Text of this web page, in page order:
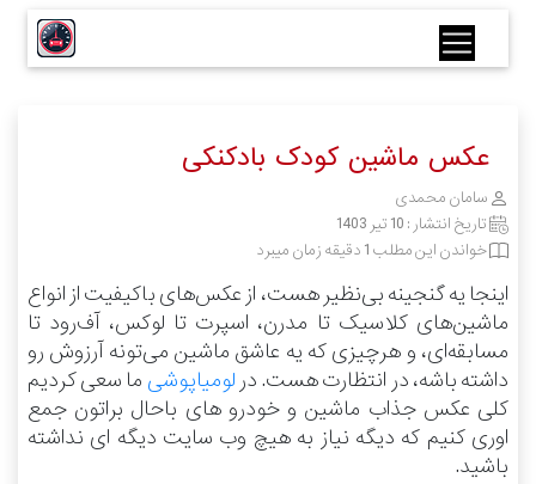
عکس ماشین کودک بادکنکی
سامان محمدی
تاریخ انتشار : 10 تیر 1403
خواندن این مطلب 1 دقیقه زمان میبرد
اینجا یه گنجینه بی‌نظیر هست، از عکس‌های باکیفیت از انواع
ماشین‌های کلاسیک تا مدرن، اسپرت تا لوکس، آف‌رود تا
مسابقه‌ای، و هرچیزی که یه عاشق ماشین می‌تونه آرزوش رو
داشته باشه، در انتظارت هست.در لومیاپوشی ما سعی کردیم
کلی عکس جذاب ماشین و خودرو های باحال براتون جمع
اوری کنیم که دیگه نیاز به هیچ وب سایت دیگه ای نداشته
باشید.